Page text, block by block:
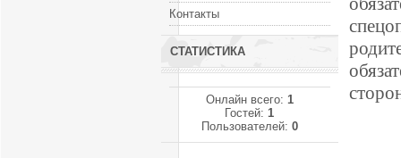
Контакты
СТАТИСТИКА
Онлайн всего: 1
Гостей:1
Пользователей: 0